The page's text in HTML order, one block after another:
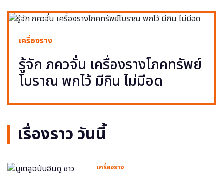
เครื่องราง
รู้จัก ภควจั่น เครื่องรางโภคทรัพย์
โบราณ พกไว้ มีกิน ไม่มีอด
เรื่องราว วันนี้
เครื่องราง